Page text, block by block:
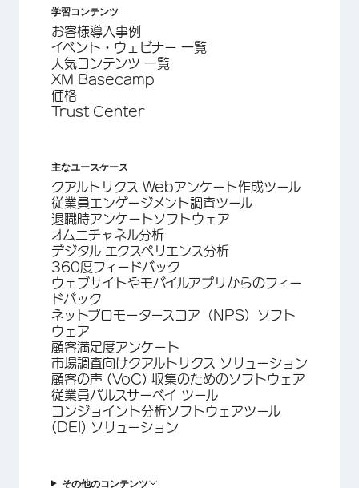
学習コンテンツ
お客様導入事例
イベント・ウェビナー 一覧
人気コンテンツ 一覧
XM Basecamp
価格
Trust Center
主なユースケース
クアルトリクス Webアンケート作成ツール
従業員エンゲージメント調査ツール
退職時アンケートソフトウェア
オムニチャネル分析
デジタル エクスペリエンス分析
360度フィードバック
ウェブサイトやモバイルアプリからのフィー
ドバック
ネットプロモータースコア（NPS）ソフト
ウェア
顧客満足度アンケート
市場調査向けクアルトリクス ソリューション
顧客の声 (VoC) 収集のためのソフトウェア
従業員パルスサーベイ ツール
コンジョイント分析ソフトウェアツール
(DEI) ソリューション
その他のコンテンツ